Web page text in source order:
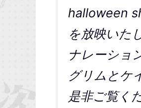
halloween
を放映いた
ナレーショ
グリムとケ
是非ご覧く